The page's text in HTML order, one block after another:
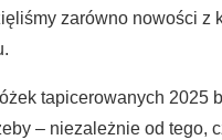
zarówno nowości z
tapicerowanych 2025
– niezależnie od tego,